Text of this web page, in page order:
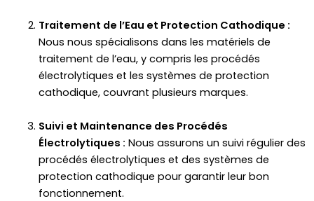
Traitement de l’Eau et Protection Cathodique :
Nous nous spécialisons dans les matériels de
traitement de l’eau, y compris les procédés
électrolytiques et les systèmes de protection
cathodique, couvrant plusieurs marques.
Suivi et Maintenance des Procédés
Électrolytiques : Nous assurons un suivi régulier des
procédés électrolytiques et des systèmes de
protection cathodique pour garantir leur bon
fonctionnement.